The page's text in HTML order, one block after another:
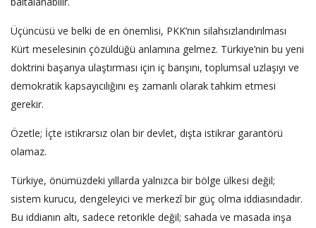
Üçüncüsü ve belki de en önemlisi, PKK’nın silahsızlandırılması
Kürt meselesinin çözüldüğü anlamına gelmez. Türkiye’nin bu yeni
doktrini başarıya ulaştırması için iç barışını, toplumsal uzlaşıyı ve
demokratik kapsayıcılığını eş zamanlı olarak tahkim etmesi
gerekir.
Özetle; İçte istikrarsız olan bir devlet, dışta istikrar garantörü
olamaz.
Türkiye, önümüzdeki yıllarda yalnızca bir bölge ülkesi değil;
sistem kurucu, dengeleyici ve merkezî bir güç olma iddiasındadır.
Bu iddianın altı, sadece retorikle değil; sahada ve masada inşa